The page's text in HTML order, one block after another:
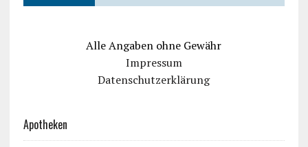
Alle Angaben ohne Gewähr
Impressum
Datenschutzerklärung
Apotheken